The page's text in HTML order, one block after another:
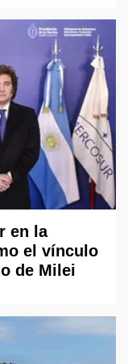
en la
el vínculo
de Milei